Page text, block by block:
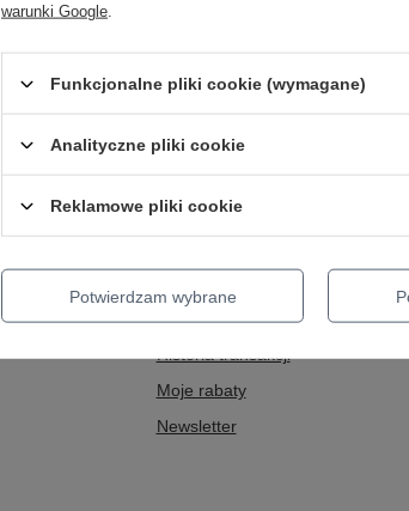
Konto
Zarejestruj się
Lista zakupionych produktów
Historia transakcji
Moje rabaty
Newsletter
warunki Google
Funkcjonalne pliki cookie (wymagane)
Analityczne pliki cookie
Reklamowe pliki cookie
Potwierdzam wybrane